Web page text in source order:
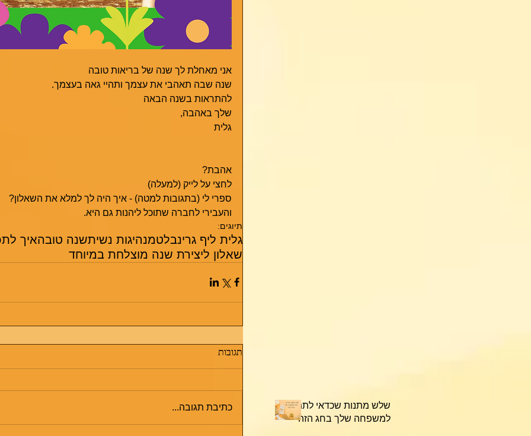
אני מאחלת לך שנה של בריאות טובה
שנה שבה תאהבי את עצמך ותהיי גאה בעצמך.
להתראות בשנה הבאה
שלך באהבה,
גלית
אהבת?
לחצי על לייק (למעלה)
ספרי לי (בתגובות למטה) - איך היה לך למלא את השאלון?
והעבירי לחברה שתוכל ליהנות גם היא.
תיוגים:
גלית ליף גרינבלטמנהיגות נשיתשנה טובהאיך
שאלון ליצירת שנה מוצלחת במיוחד
תגובות
כתיבת תגובה...
שלש מתנות שכדאי לתת
למשפחה שלך בחג הזה